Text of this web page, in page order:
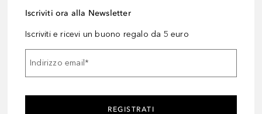
Iscriviti ora alla Newsletter
Iscriviti e ricevi un buono regalo da 5 euro
Indirizzo email*
REGISTRATI